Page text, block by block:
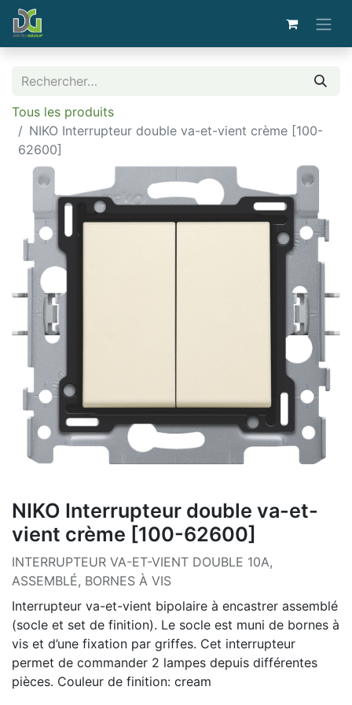
Tous les produits
NIKO Interrupteur double va-et-vient crème [100-
62600]
NIKO Interrupteur double va-et-
vient crème [100-62600]
INTERRUPTEUR VA-ET-VIENT DOUBLE 10A,
ASSEMBLÉ, BORNES À VIS
Interrupteur va-et-vient bipolaire à encastrer assemblé
(socle et set de finition). Le socle est muni de bornes à
vis et d’une fixation par griffes. Cet interrupteur
permet de commander 2 lampes depuis différentes
pièces. Couleur de finition: cream